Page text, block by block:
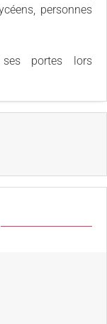
personnes
portes lors